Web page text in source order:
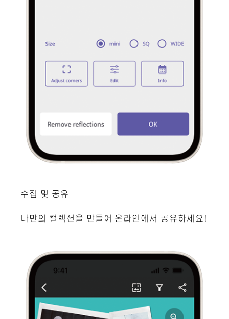
수집 및 공유
나만의 컬렉션을 만들어 온라인에서 공유하세요!